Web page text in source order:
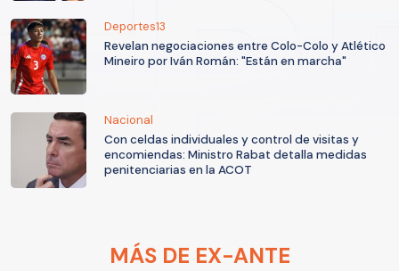
Deportes13
Revelan negociaciones entre Colo-Colo y Atlético
Mineiro por Iván Román: "Están en marcha"
Nacional
Con celdas individuales y control de visitas y
encomiendas: Ministro Rabat detalla medidas
penitenciarias en la ACOT
MÁS DE EX-ANTE